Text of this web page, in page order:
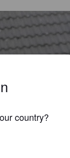
country?